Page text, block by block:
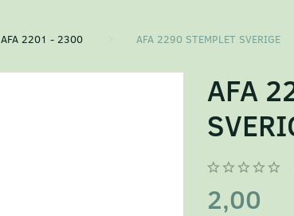
AFA 2201 - 2300 AFA 2290 STEMPLET SVERIGE
AFA
2,00